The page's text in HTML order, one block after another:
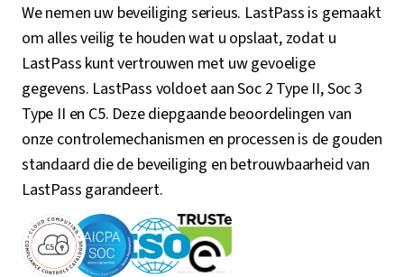
We nemen uw beveiliging serieus. LastPass is gemaakt
om alles veilig te houden wat u opslaat, zodat u
LastPass kunt vertrouwen met uw gevoelige
gegevens. LastPass voldoet aan Soc 2 Type II, Soc 3
Type II en C5. Deze diepgaande beoordelingen van
onze controlemechanismen en processen is de gouden
standaard die de beveiliging en betrouwbaarheid van
LastPass garandeert.